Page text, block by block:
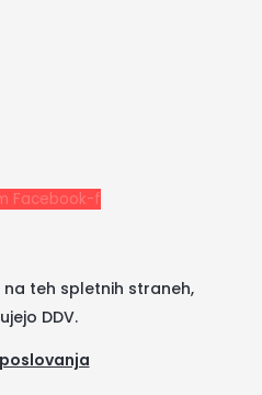
Facebook-f
teh spletnih straneh,
DDV.